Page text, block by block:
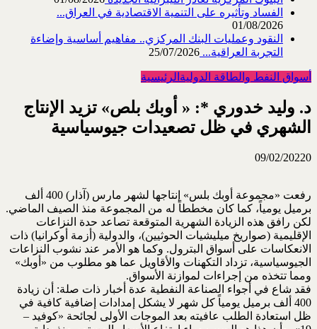
الفساد وتأثيره على التنمية الاقتصادية في العراق...
01/08/2026
النقود وعمليات البنك المركزي.. مفاهيم أساسية وإضاءة
التجربة العراقية... 25/07/2026
أسواق النفط والطاقة الدولية الرئيسية
د. وليد خدوري *: « أوبك بلص» تزيد الإنتاج
الشهري في ظل تصعيدات جيوسياسية
09/02/20220
رفعت «مجموعة أوبك بلس» إنتاجها لشهر مارس (آذار) 400 ألف
برميل يومياً، كما كان مخططاً له من المجموعة منذ الصيف الماضي.
لكن رافق هذه الزيادة الشهرية المتوقعة تصاعد حدة النزاعات
الإقليمية (صواريخ ميليشيات الحوثيين)، والدولية (أزمة أوكرانيا) ذات
الانعكاسات على أسواق البترول. وكما هو الأمر عند نشوب النزاعات
الجيوسياسية، تزداد التكهنات والأقاويل عما هو مطلوب من «أوبك»
ومما تتخذه من إجراءات لموازنة الأسواق.
فقد شاع في أجواء الصناعة النفطية عدة أخبار ذات صلة: أن زيادة
400 ألف برميل يومياً كل شهر لا يشكل إمدادات إضافية كافية في
ظل استعادة الطلب عافيته بعد الموجات الأولى لجائحة «كوفيد –